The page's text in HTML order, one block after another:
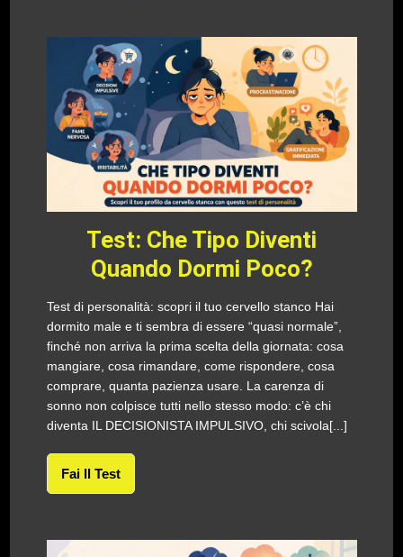
Test: Che Tipo Diventi
Quando Dormi Poco?
Test di personalità: scopri il tuo cervello stanco Hai
dormito male e ti sembra di essere “quasi normale”,
finché non arriva la prima scelta della giornata: cosa
mangiare, cosa rimandare, come rispondere, cosa
comprare, quanta pazienza usare. La carenza di
sonno non colpisce tutti nello stesso modo: c’è chi
diventa IL DECISIONISTA IMPULSIVO, chi scivola[...]
Fai Il Test